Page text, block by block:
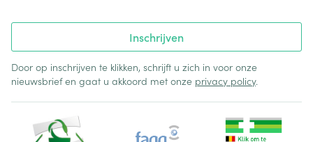
Inschrijven
Door op inschrijven te klikken, schrijft u zich in voor onze
nieuwsbrief en gaat u akkoord met onze privacy policy.